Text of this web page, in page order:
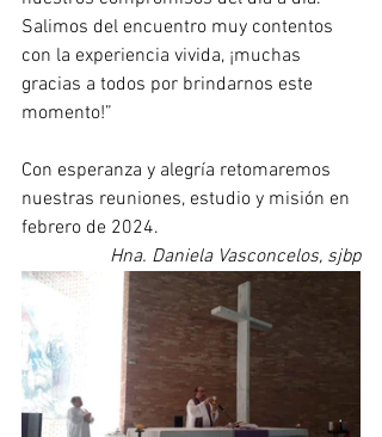
Salimos del encuentro muy contentos
con la experiencia vivida, ¡muchas
gracias a todos por brindarnos este
momento!”
Con esperanza y alegría retomaremos
nuestras reuniones, estudio y misión en
febrero de 2024.
Hna. Daniela Vasconcelos, sjbp